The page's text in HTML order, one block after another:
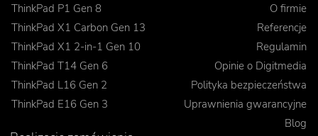
ThinkPad P1 Gen 8
ThinkPad X1 Carbon Gen 13
ThinkPad X1 2-in-1 Gen 10
ThinkPad T14 Gen 6
ThinkPad L16 Gen 2
ThinkPad E16 Gen 3
O firmie
Referencje
Regulamin
Opinie o Digitmedia
Polityka bezpieczeństwa
Uprawnienia gwarancyjne
Blog